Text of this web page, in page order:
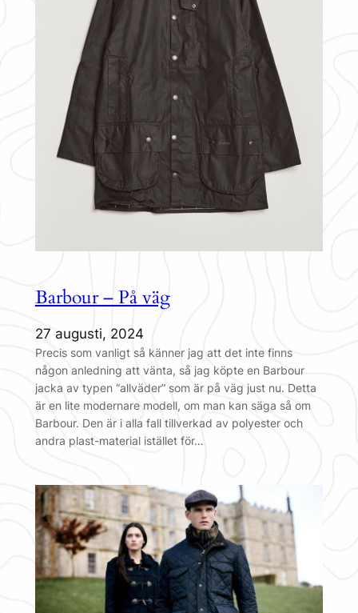
Barbour – På väg
27 augusti, 2024
Precis som vanligt så känner jag att det inte finns
någon anledning att vänta, så jag köpte en Barbour
jacka av typen “allväder” som är på väg just nu. Detta
är en lite modernare modell, om man kan säga så om
Barbour. Den är i alla fall tillverkad av polyester och
andra plast-material istället för…